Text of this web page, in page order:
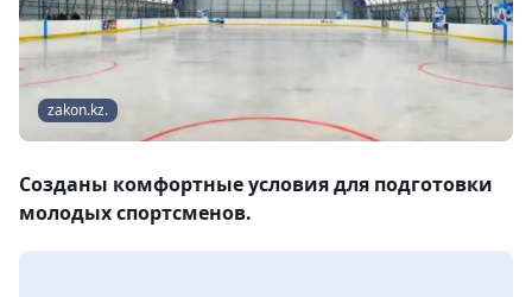
zakon.kz.
Созданы комфортные условия для подготовки
молодых спортсменов.